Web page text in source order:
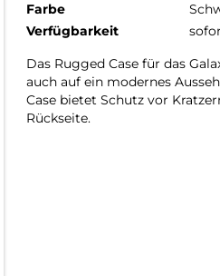
Farbe
Verfügbarkeit
Das Rugged Case für das
auch auf ein modernes
Case bietet Schutz vor
Rückseite.